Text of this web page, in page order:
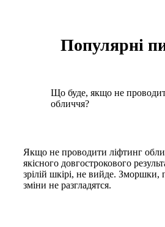
Популярнi
Що буде, якщо не
обличчя?
Якщо не проводити ліфтинг
якісного довгострокового
зрілій шкірі, не вийде. Зморшки,
зміни не разгладятся.